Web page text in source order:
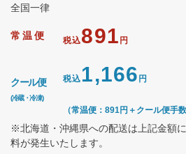
全国一律
常温便 税込891 円
クール便
(冷蔵・冷凍)
税込1,166 円
（常温便：891円＋クール便手
※北海道・沖縄県への配送は上記金額
料が発生いたします。